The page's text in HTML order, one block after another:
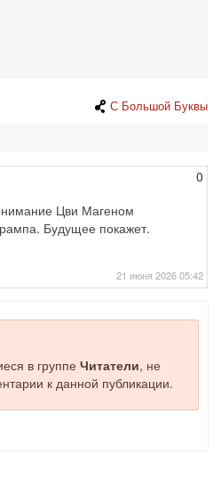
С Большой Буквы
0
Цви Магеном
Будущее покажет.
21 июня 2026 05:42
в группе Читатели, не
к данной публикации.